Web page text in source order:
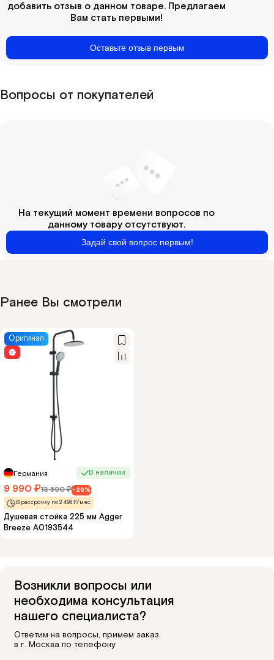
добавить отзыв о данном товаре. Предлагаем
Вам стать первыми!
Оставьте отзыв первым
Вопросы от покупателей
На текущий момент времени вопросов по
данному товару отсутствуют.
Задай свой вопрос первым!
Ранее Вы смотрели
Оригинал
Германия
В наличии
13 590₽
9 990 ₽ -26%
В рассрочку по 2 498 ₽/мес.
Душевая стойка 225 мм Agger
Breeze A0193544
Возникли вопросы или
необходима консультация
нашего специалиста?
Ответим на вопросы, примем заказ
в г. Москва по телефону